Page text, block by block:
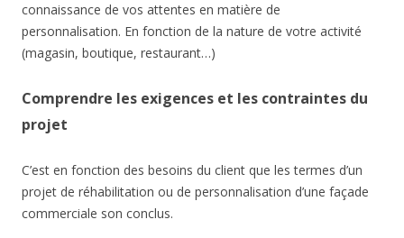
connaissance de vos attentes en matière de
personnalisation. En fonction de la nature de votre activité
(magasin, boutique, restaurant…)
Comprendre les exigences et les contraintes du
projet
C’est en fonction des besoins du client que les termes d’un
projet de réhabilitation ou de personnalisation d’une façade
commerciale son conclus.